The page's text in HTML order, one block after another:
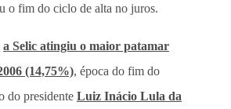
o fim do ciclo de alta no juros.
a Selic atingiu o maior patamar
(14,75%), época do fim do
do presidente Luiz Inácio Lula da